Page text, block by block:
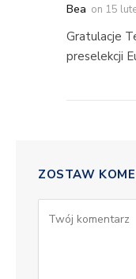
Bea on 15
Gratulacje
preselekcji
ZOSTAW